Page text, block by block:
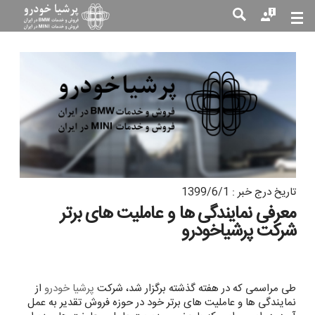
تاریخ درج خبر : 1399/6/1
معرفی نمایندگی ها و عاملیت های برتر
شرکت پرشیاخودرو
طی مراسمی که در هفته گذشته برگزار شد، شرکت پرشیا خودرو از
نمایندگی ها و عاملیت های برتر خود در حوزه فروش تقدیر به عمل